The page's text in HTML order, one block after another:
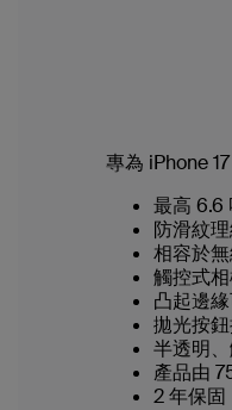
專為 iPhone
最高 6.6
防滑紋
相容於
觸控式
凸起邊
拋光按
半透明
產品由
2 年保固